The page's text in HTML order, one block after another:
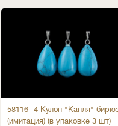
58116- 4 Кулон "Капля"
(имитация) (в упаковке 3 шт)